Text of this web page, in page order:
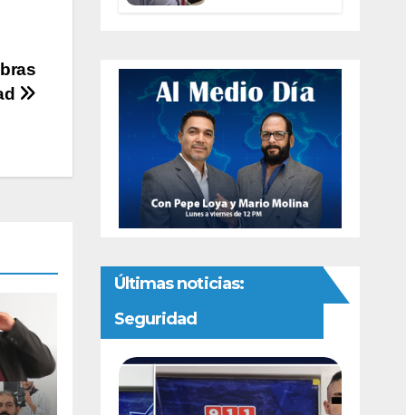
Últimas noticias:
Seguridad